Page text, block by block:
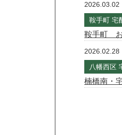
2026.03.02
鞍手町 宅
鞍手町
2026.02.28
八幡西区
楠橋南・